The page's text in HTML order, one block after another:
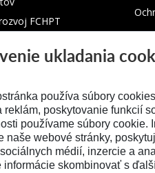
FCHPT
ukladania
používa súbory
reklám, poskytovanie funkcií
používame súbory cookie.
naše webové stránky,
médií, inzercie a
informácie skombinovať s